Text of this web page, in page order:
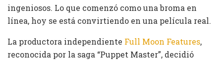
ingeniosos. Lo que comenzó como una broma en
línea, hoy se está convirtiendo en una película real.
La productora independiente Full Moon Features,
reconocida por la saga “Puppet Master”, decidió